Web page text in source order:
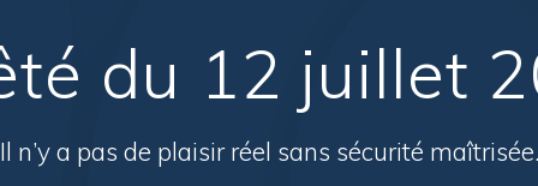
du 12 juillet
n’y a pas de plaisir réel sans sécurité